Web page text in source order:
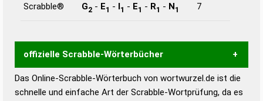
Scrabble® G2 - E1 - I1 - E1 - R1 - N1 7
offizielle Scrabble-Wörterbücher
Wortwurzel liefert mit Hilfe eines semantischen
Das Online-Scrabble-Wörterbuch von wortwurzel.de ist die
schnelle und einfache Art der Scrabble-Wortprüfung, da es